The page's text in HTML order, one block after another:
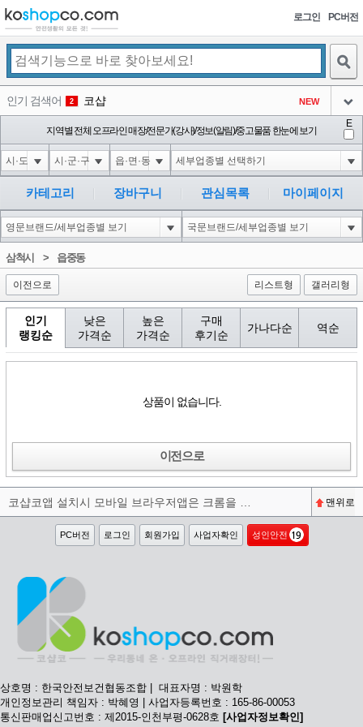
로그인 PC버전
인기 검색어 2 코샵 NEW
3 익스
아이콘
4 미끄럼방지
아이콘
5 대성설렁탕
아이콘
-16
6 1-1 waitfor delay '0:0:15' --
아이콘
0
1
지역별 전체 오프라인 매장/전문가(강사)/정보(알림)/중고물품 한눈에 보기
E
카테고리 장바구니 관심목록 마이페이지
삼척시 > 읍중동
이전으로 리스트형 갤러리형
인기
랭킹순
낮은
가격순
높은
가격순
구매
후기순
가나다순 역순
상품이 없습니다.
이전으로
맨위로
PC버전 로그인 회원가입 사업자확인 성인안전
상호명 : 한국안전보건협동조합 | 대표자명 : 박원학
개인정보관리 책임자 : 박혜영 | 사업자등록번호 : 165-86-00053
통신판매업신고번호 : 제2015-인천부평-0628호 [사업자정보확인]